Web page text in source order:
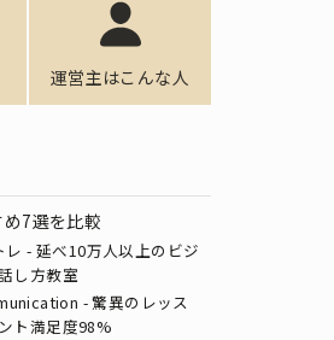
運営主はこんな人
7選を比較
レ - 延べ10万人以上のビジ
し方教室
- 驚異のレッス
ト満足度98%